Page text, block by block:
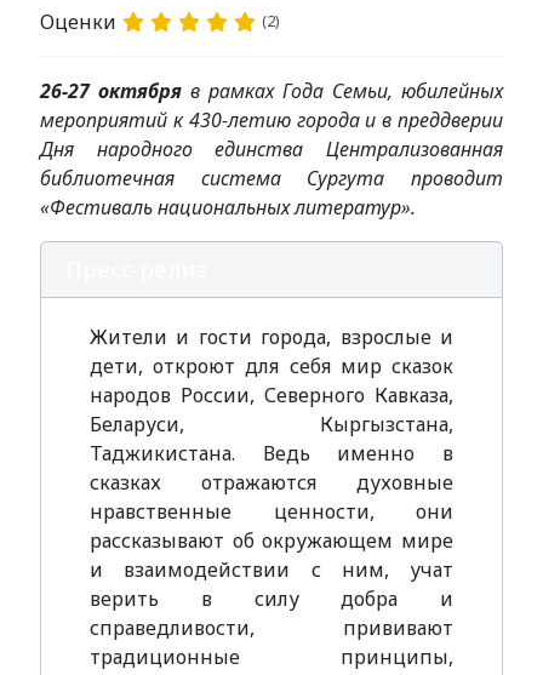
Оценки (2)
26-27 октябряв рамках Года Семьи, юбилейных
мероприятий к 430-летию города и в преддверии
Дня народного единства Централизованная
библиотечная система Сургута проводит
«Фестиваль национальных литератур».
Жители и гости города, взрослые и
дети, откроют для себя мир сказок
народов России, Северного Кавказа,
Беларуси, Кыргызстана,
Таджикистана. Ведь именно в
сказках отражаются духовные
нравственные ценности, они
рассказывают об окружающем мире
и взаимодействии с ним, учат
верить в силу добра и
справедливости, прививают
традиционные принципы,